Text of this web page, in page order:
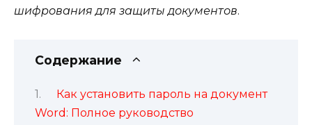
шифрования для защиты документов.
Содержание
Как установить пароль на документ
Word: Полное руководство